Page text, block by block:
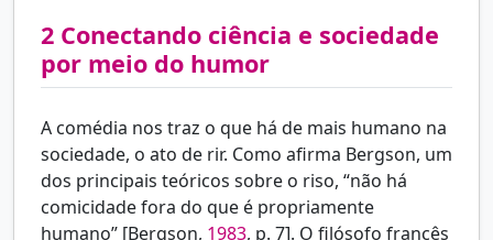
2 Conectando ciência e sociedade
por meio do humor
A comédia nos traz o que há de mais humano na
sociedade, o ato de rir. Como afirma Bergson, um
dos principais teóricos sobre o riso, “não há
comicidade fora do que é propriamente
humano” [Bergson, 1983, p. 7]. O filósofo francês